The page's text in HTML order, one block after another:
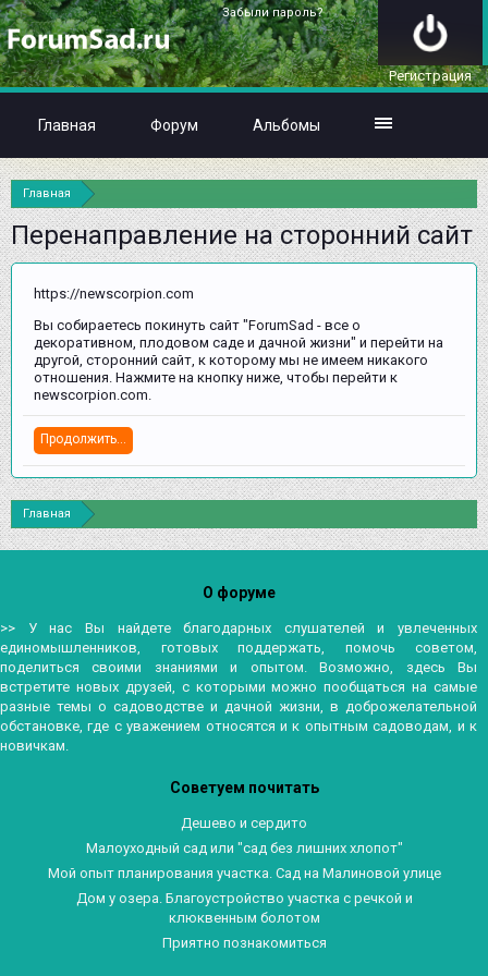
Главная
Перенаправление на сторонний сайт
https://newscorpion.com
Вы собираетесь покинуть сайт "ForumSad - все о
декоративном, плодовом саде и дачной жизни" и перейти на
другой, сторонний сайт, к которому мы не имеем никакого
отношения. Нажмите на кнопку ниже, чтобы перейти к
newscorpion.com.
Продолжить...
Главная
Забыли пароль?
Регистрация
Главная Форум Альбомы
О форуме
>> У нас Вы найдете благодарных слушателей и увлеченных
единомышленников, готовых поддержать, помочь советом,
поделиться своими знаниями и опытом. Возможно, здесь Вы
встретите новых друзей, с которыми можно пообщаться на самые
разные темы о садоводстве и дачной жизни, в доброжелательной
обстановке, где с уважением относятся и к опытным садоводам, и к
новичкам.
Советуем почитать
Дешево и сердито
Малоуходный сад или "сад без лишних хлопот"
Мой опыт планирования участка. Сад на Малиновой улице
Дом у озера. Благоустройство участка с речкой и
клюквенным болотом
Приятно познакомиться